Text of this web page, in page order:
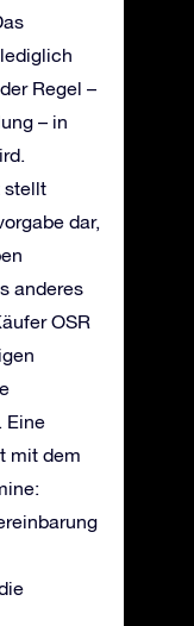
Regel –
– in
stellt
dar,
anderes
OSR
Eine
mit dem